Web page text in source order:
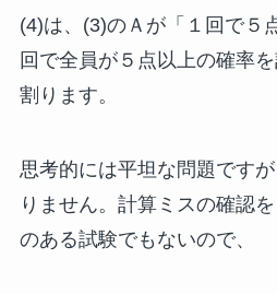
(4)は、(3)のＡが「１回で５
回で全員が５点以上の確率
割ります。
思考的には平坦な問題です
りません。計算ミスの確認
のある試験でもないので、